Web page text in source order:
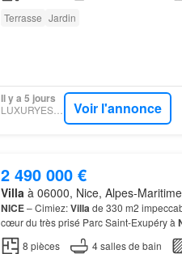
Terrasse Jardin
Il y a 5 jours
LUXURYESTATE Voir l'annonce
2 490 000 €
Villaà 06000, Nice, Alpes-
NICE– Cimiez:Villade 330 m2
cœur du très prisé Parc Saint-Exupéry à
établie
une parcelle paysagée et
8 pièces 4salles de bain